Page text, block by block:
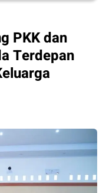
PKK dan
Terdepan